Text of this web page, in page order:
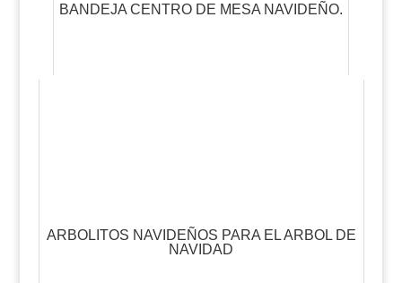
BANDEJA CENTRO DE MESA NAVIDEÑO.
ARBOLITOS NAVIDEÑOS PARA EL ARBOL DE
NAVIDAD